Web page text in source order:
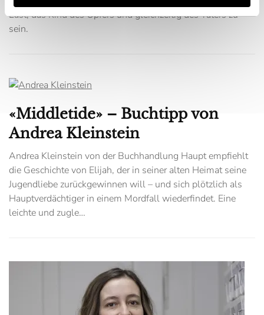
Last, das Kind des Opfers und gleichzeitig des Täters zu
sein.
«Middletide» – Buchtipp von
Andrea Kleinstein
Andrea Kleinstein von der Buchhandlung Haupt empfiehlt
die Geschichte von Elijah, der in seiner alten Heimat seine
Jugendliebe zurückgewinnen will – und sich plötzlich als
Hauptverdächtiger in einem Mordfall wiederfindet. Eine
leichte und zugle…